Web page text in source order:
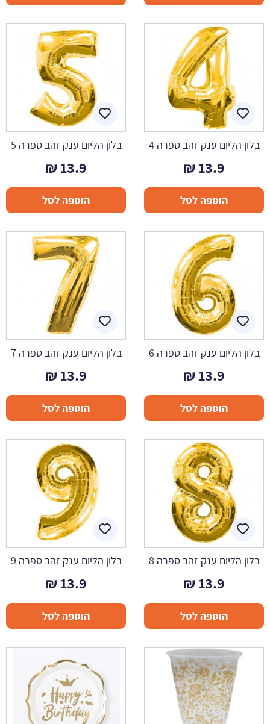
בלון הליום ענק זהב ספרה 4
13.9
₪
הוספה לסל
בלון הליום ענק זהב ספרה 5
13.9
₪
הוספה לסל
בלון הליום ענק זהב ספרה 6
13.9
₪
הוספה לסל
בלון הליום ענק זהב ספרה 7
13.9
₪
הוספה לסל
בלון הליום ענק זהב ספרה 8
13.9
₪
הוספה לסל
בלון הליום ענק זהב ספרה 9
13.9
₪
הוספה לסל